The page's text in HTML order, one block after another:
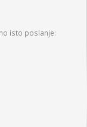
isto poslanje: